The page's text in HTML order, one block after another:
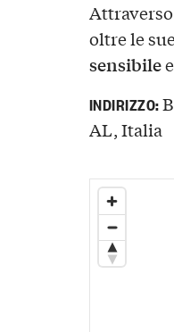
oltre le
sensibilee
INDIRIZZO:
AL, Italia